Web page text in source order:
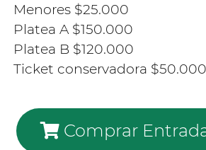
Menores $25.000
Platea A $150.000
Platea B $120.000
Ticket conservadora $50.000
Comprar